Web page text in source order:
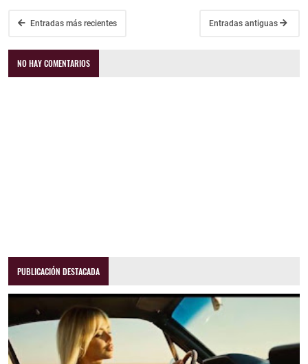
Entradas más recientes Entradas antiguas
NO HAY COMENTARIOS
PUBLICACIÓN DESTACADA